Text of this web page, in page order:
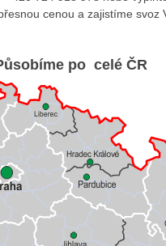
cenou a zajistíme svoz
po celé ČR